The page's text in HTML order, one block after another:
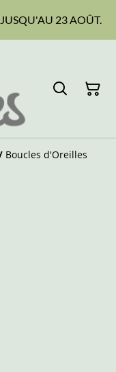
23 AOÛT.
Boucles d'Oreilles